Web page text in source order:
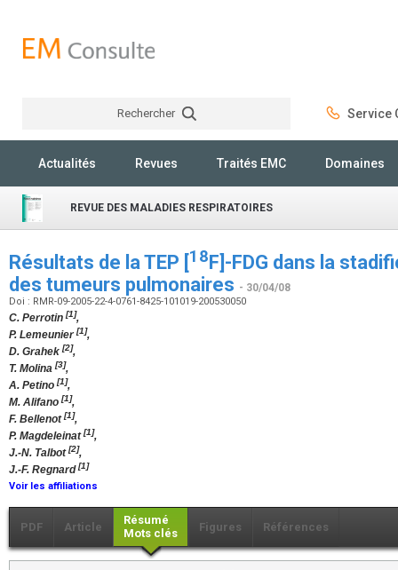
Rechercher Service
Actualités Revues Traités EMC Domaines
REVUE DES MALADIES RESPIRATOIRES
Résultats de la TEP [18 F]-FDG dans la
des tumeurs pulmonaires - 30/04/08
Doi : RMR-09-2005-22-4-0761-8425-101019-200530050
C. Perrotin [1],
P. Lemeunier[1],
D. Grahek [2],
T. Molina [3],
A. Petino [1],
M. Alifano [1],
F. Bellenot[1],
P. Magdeleinat[1],
J.-N. Talbot[2],
J.-F. Regnard[1]
Voir les affiliations
PDF Article
Résumé
Mots clés
Figures Références